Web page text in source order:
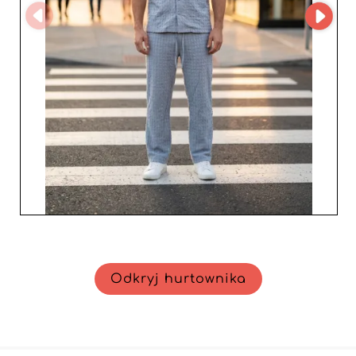
Odkryj hurtownika